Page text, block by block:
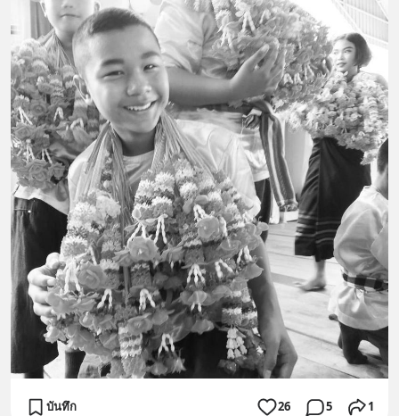
บันทึก 26 5 1